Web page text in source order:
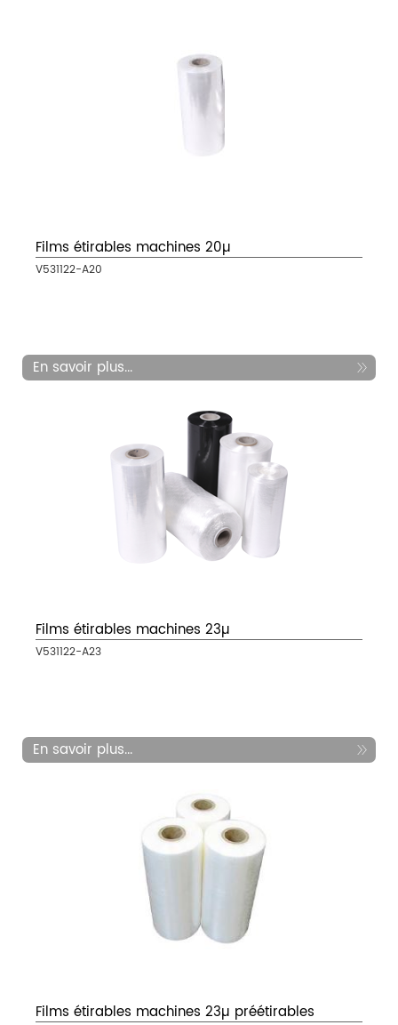
Films étirables machines 20µ
V531122-A20
En savoir plus...
Films étirables machines 23µ
V531122-A23
En savoir plus...
Films étirables machines 23µ préétirables